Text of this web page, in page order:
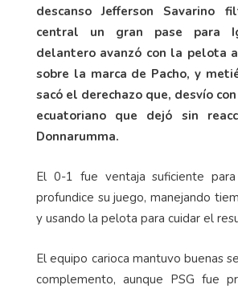
descanso Jefferson Savarino
central un gran pase para
delantero avanzó con la pelota
sobre la marca de Pacho, y
sacó el derechazo que, desvío
ecuatoriano que dejó sin
Donnarumma.
El 0-1 fue ventaja suficiente
profundice su juego, manejando
y usando la pelota para cuidar el
El equipo carioca mantuvo buenas
complemento, aunque PSG fue